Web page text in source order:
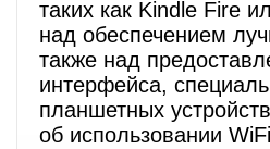
таких как Kindle Fire
над обеспечением
также над
интерфейса,
планшетных
об использовании